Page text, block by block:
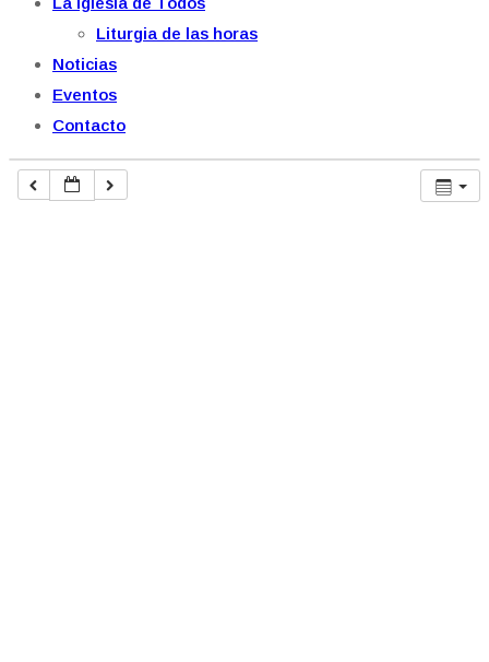
Liturgia de las horas
Noticias
Eventos
Contacto